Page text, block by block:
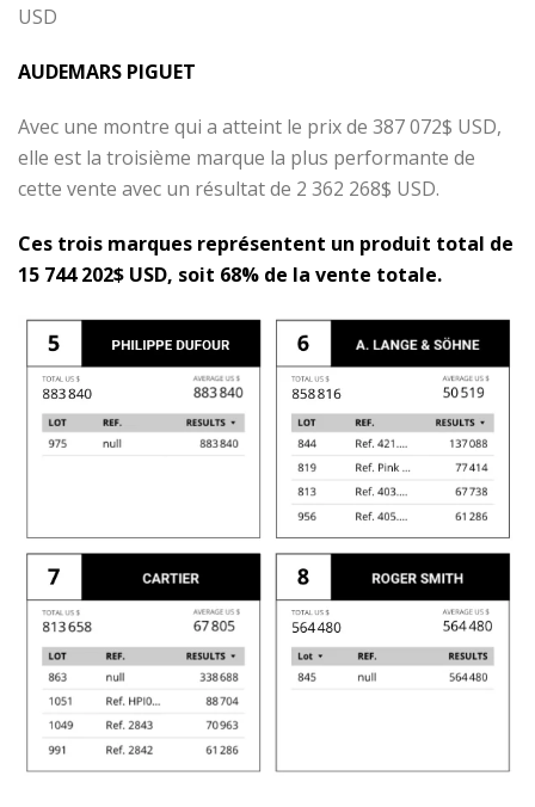
USD
AUDEMARS PIGUET
Avec une montre qui a atteint le prix de 387 072$ USD,
elle est la troisième marque la plus performante de
cette vente avec un résultat de 2 362 268$ USD.
Ces trois marques représentent un produit total de
15 744 202$ USD, soit 68% de la vente totale.